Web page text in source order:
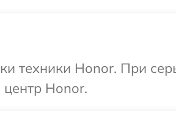
техники Honor. При
Honor.